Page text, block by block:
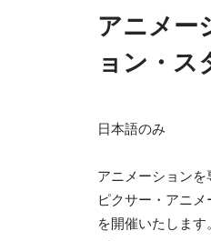
アニメー
ョン・
日本語のみ
アニメーション
ピクサー・アニ
を開催いたします